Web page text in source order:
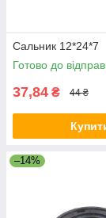
Сальник 12*24*7
Готово до
37,84 ₴ 44 ₴
–14%